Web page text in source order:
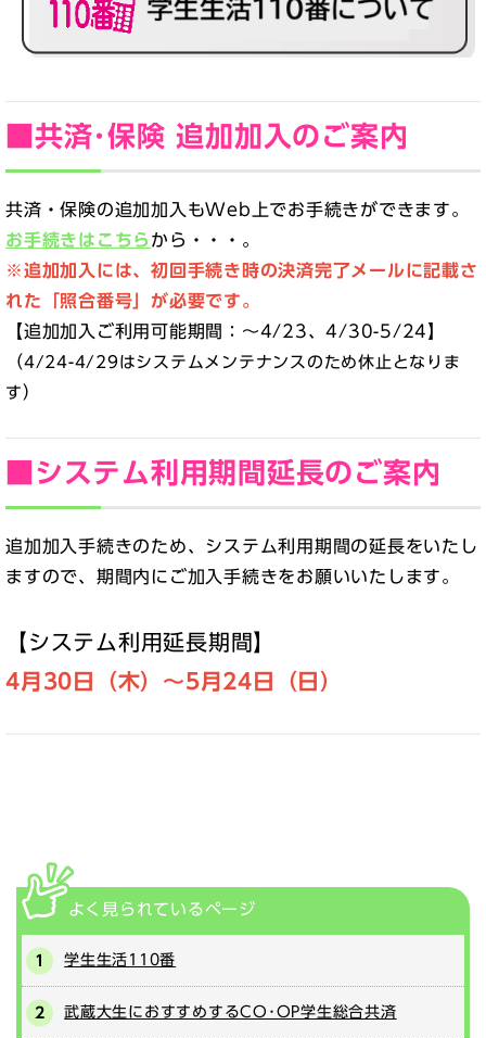
■共済･保険 追加加入のご案内
共済・保険の追加加入もWeb上でお手続きができます。
お手続きはこちら から・・・。
※追加加入には、初回手続き時の決済完了メールに記載さ
れた「照合番号」が必要です。
【追加加入ご利用可能期間：〜4/23、4/30-5/24】
（4/24-4/29はシステムメンテナンスのため休止となりま
す ）
■システム利用期間延長のご案内
追加加入手続きのため、システム利用期間の延長をいたし
ますので、期間内にご加入手続きをお願いいたします。
【システム利用延長期間】
4月30日（木）～5月24日（日）
よく見られている ページ
学生生活110番
武蔵大生におすすめするCO･OP学生総合共済